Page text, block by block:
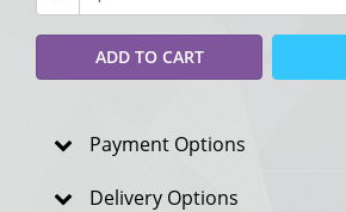
ADD TO CART
Payment Options
Delivery Options